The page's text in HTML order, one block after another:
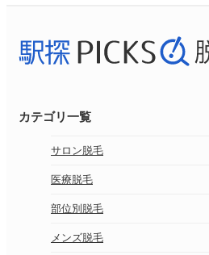
カテゴリ一覧
サロン脱毛
医療脱毛
部位別脱毛
メンズ脱毛